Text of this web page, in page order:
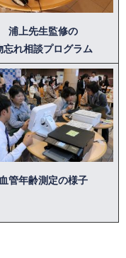
浦上先生監修の
忘れ相談プログラム
血管年齢測定の様子